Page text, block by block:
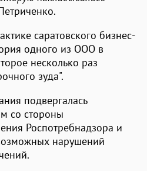
саратовского бизнес-
одного из ООО в
несколько раз
зуда".
подвергалась
со стороны
Роспотребнадзора и
нарушений